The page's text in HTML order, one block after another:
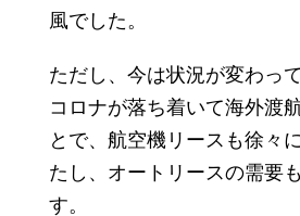
風でした。
ただし、今は状況が変わっ
コロナが落ち着いて海外渡
とで、航空機リースも徐々
たし、オートリースの需要
す。